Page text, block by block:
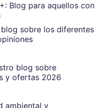
Blog para aquellos
sobre los diferentes
blog sobre
y ofertas 2026
ambiental y